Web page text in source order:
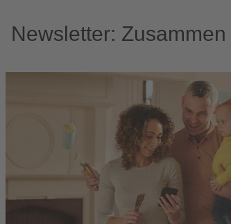
Newsletter: